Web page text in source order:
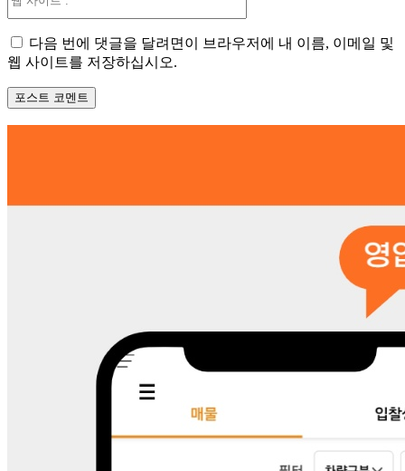
트
다음 번에 댓글을 달려면이 브라우저에 내 이름, 이메일 및
웹 사이트를 저장하십시오.